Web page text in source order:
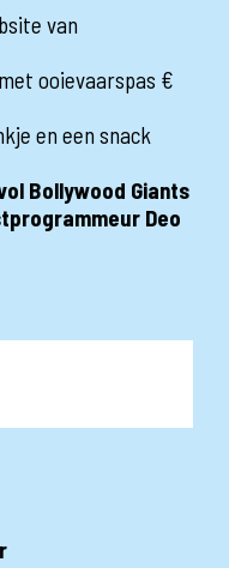
van
ooievaarspas €
en een snack
Bollywood Giants
Deo